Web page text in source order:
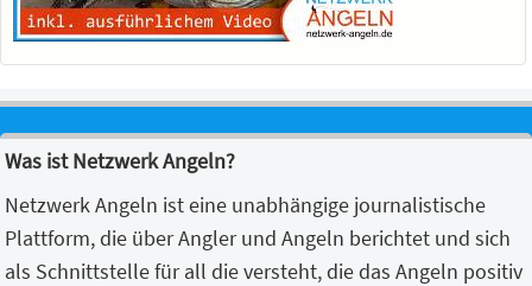
Was ist Netzwerk Angeln?
Netzwerk Angeln ist eine unabhängige journalistische
Plattform, die über Angler und Angeln berichtet und sich
als Schnittstelle für all die versteht, die das Angeln positiv